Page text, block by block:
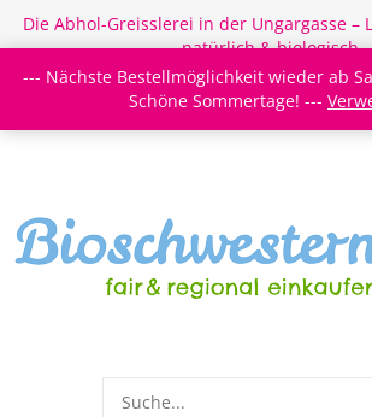
Die Abhol-Greisslerei in der Ungargasse –
natürlich & biologisch
Login/Register Newsletter
--- Nächste Bestellmöglichkeit wieder ab
Schöne Sommertage! ---